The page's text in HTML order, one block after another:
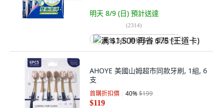
明天 8/9 (日) 預計送達
(2314)
满 $1,500 再省 $75 (王道卡)
AHOYE 美國山姆超市同款牙刷, 1組, 6
支
首購折扣價 40%$199
$119